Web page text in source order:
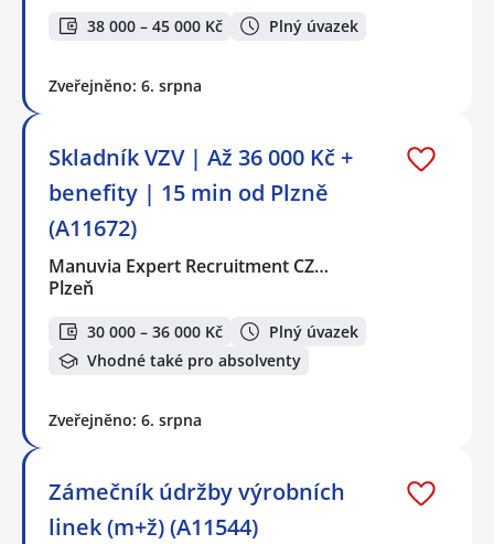
38 000 – 45 000 Kč Plný úvazek
Zveřejněno: 6. srpna
Skladník VZV | Až 36 000 Kč +
benefity | 15 min od Plzně
(A11672)
Manuvia Expert Recruitment CZ…
Plzeň
30 000 – 36 000 Kč
Plný úvazek
Vhodné také pro absolventy
Zveřejněno: 6. srpna
Zámečník údržby výrobních
linek (m+ž) (A11544)